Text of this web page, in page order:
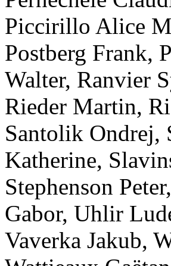
Piccirillo Alice
Postberg Frank,
Walter, Ranvier
Rieder Martin,
Santolik Ondrej,
Katherine,
Stephenson Peter,
Gabor, Uhlir
Vaverka Jakub,